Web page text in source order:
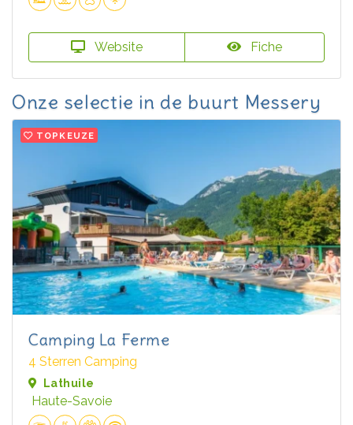
Website Fiche
Onze selectie in de buurt Messery
TOPKEUZE
Camping La Ferme
4 Sterren Camping
Lathuile
Haute-Savoie